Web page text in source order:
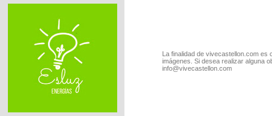
La finalidad de vivecastellon.com
imágenes. Si desea realizar alguna
info@vivecastellon.com